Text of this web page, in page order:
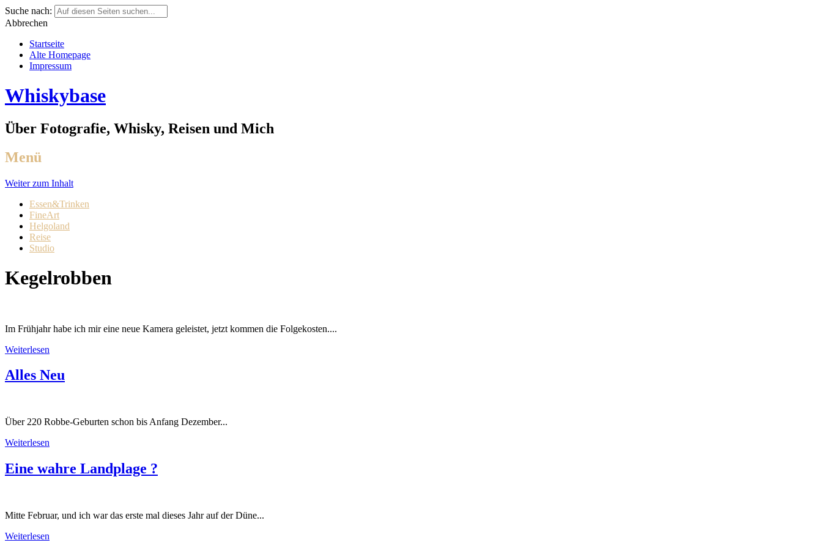
Suche nach:
Abbrechen
Startseite
Alte Homepage
Impressum
Whiskybase
Über Fotografie, Whisky, Reisen und Mich
Menü
Weiter zum Inhalt
Essen&Trinken
FineArt
Helgoland
Reise
Studio
Kegelrobben
Im Frühjahr habe ich mir eine neue Kamera geleistet, jetzt kommen die Folgekosten....
Weiterlesen
Alles Neu
Über 220 Robbe-Geburten schon bis Anfang Dezember...
Weiterlesen
Eine wahre Landplage ?
Mitte Februar, und ich war das erste mal dieses Jahr auf der Düne...
Weiterlesen